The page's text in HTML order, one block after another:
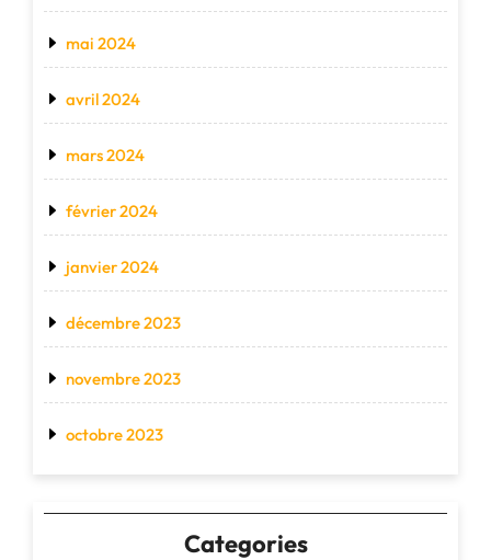
mai 2024
avril 2024
mars 2024
février 2024
janvier 2024
décembre 2023
novembre 2023
octobre 2023
Categories